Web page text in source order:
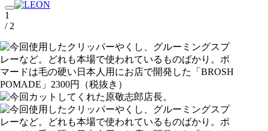
1
/ 2